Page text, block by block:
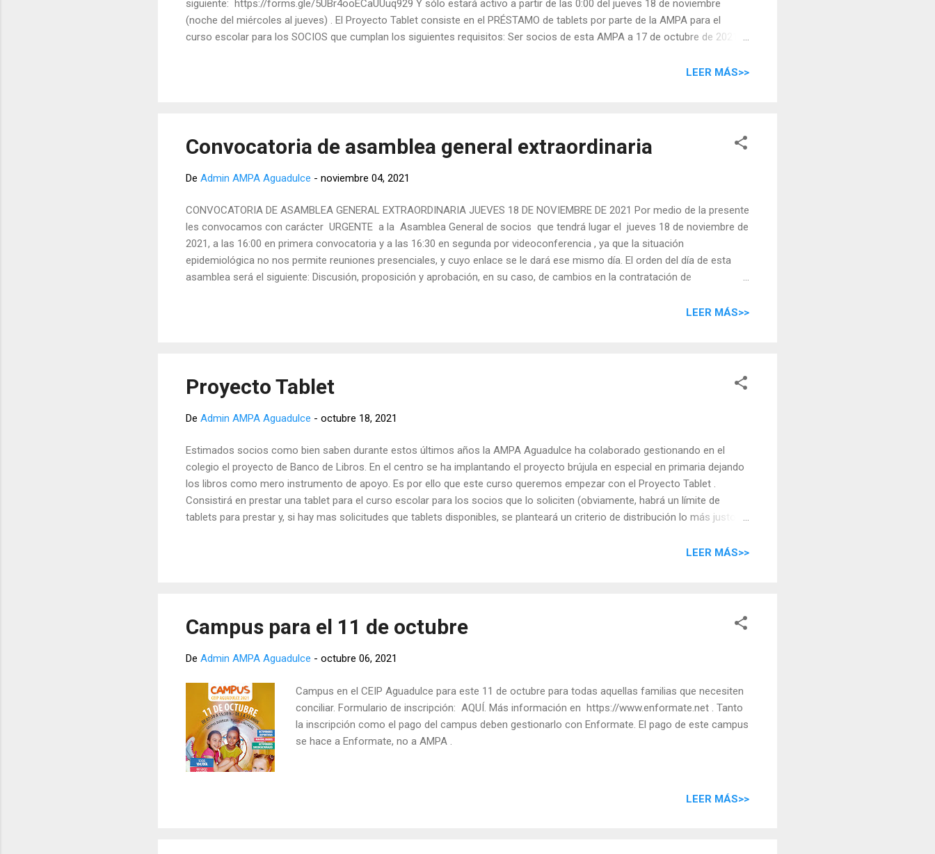
siguiente: https://forms.gle/5UBr4ooECaUUuq929 Y sólo estará activo a partir de las 0:00 del jueves 18 de noviembre
(noche del miércoles al jueves) . El Proyecto Tablet consiste en el PRÉSTAMO de tablets por parte de la AMPA para el
curso escolar para los SOCIOS que cumplan los siguientes requisitos: Ser socios de esta AMPA a 17 de octubre de 2021 .
asignación de las tablets a los alumnos, las familias beneficiarias firmarán un acuerdo de responsabilidad y cesión que
LEER MÁS>>
Convocatoria de asamblea general extraordinaria
De Admin AMPA Aguadulce - noviembre 04, 2021
CONVOCATORIA DE ASAMBLEA GENERAL EXTRAORDINARIA JUEVES 18 DE NOVIEMBRE DE 2021 Por medio de la presente
les convocamos con carácter URGENTE a la Asamblea General de socios que tendrá lugar el jueves 18 de noviembre de
2021, a las 16:00 en primera convocatoria y a las 16:30 en segunda por videoconferencia , ya que la situación
epidemiológica no nos permite reuniones presenciales, y cuyo enlace se le dará ese mismo día. El orden del día de esta
asamblea será el siguiente: Discusión, proposición y aprobación, en su caso, de cambios en la contratación de
LEER MÁS>>
Proyecto Tablet
De Admin AMPA Aguadulce - octubre 18, 2021
Estimados socios como bien saben durante estos últimos años la AMPA Aguadulce ha colaborado gestionando en el
colegio el proyecto de Banco de Libros. En el centro se ha implantando el proyecto brújula en especial en primaria dejando
los libros como mero instrumento de apoyo. Es por ello que este curso queremos empezar con el Proyecto Tablet .
Consistirá en prestar una tablet para el curso escolar para los socios que lo soliciten (obviamente, habrá un límite de
tablets para prestar y, si hay mas solicitudes que tablets disponibles, se planteará un criterio de distribución lo más justo
por el uso de la tablet será de 29 € por tablet para todo el curso escolar 2021/2022 (un único pago simbólico a modo de
LEER MÁS>>
Campus para el 11 de octubre
De Admin AMPA Aguadulce - octubre 06, 2021
Campus en el CEIP Aguadulce para este 11 de octubre para todas aquellas familias que necesiten
conciliar. Formulario de inscripción: AQUÍ. Más información en https://www.enformate.net . Tanto
la inscripción como el pago del campus deben gestionarlo con Enformate. El pago de este campus
se hace a Enformate, no a AMPA .
LEER MÁS>>